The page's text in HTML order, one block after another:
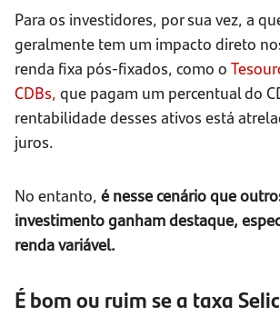
Para os investidores, por sua vez, a
geralmente tem um impacto direto
renda fixa pós-fixados, como o
CDBs, que pagam um percentual do
rentabilidade desses ativos está
juros.
No entanto, é nesse cenário que
investimento ganham destaque,
renda variável.
É bom ou ruim se a taxa